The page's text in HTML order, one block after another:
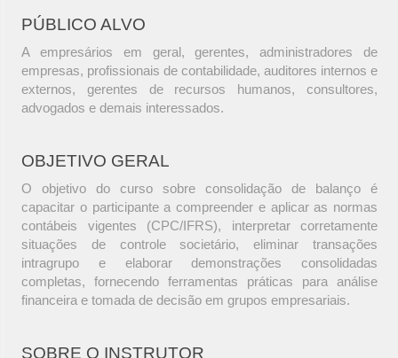
PÚBLICO ALVO
A empresários em geral, gerentes, administradores de
empresas, profissionais de contabilidade, auditores internos e
externos, gerentes de recursos humanos, consultores,
advogados e demais interessados.
OBJETIVO GERAL
O objetivo do curso sobre consolidação de balanço é
capacitar o participante a compreender e aplicar as normas
contábeis vigentes (CPC/IFRS), interpretar corretamente
situações de controle societário, eliminar transações
intragrupo e elaborar demonstrações consolidadas
completas, fornecendo ferramentas práticas para análise
financeira e tomada de decisão em grupos empresariais.
SOBRE O INSTRUTOR